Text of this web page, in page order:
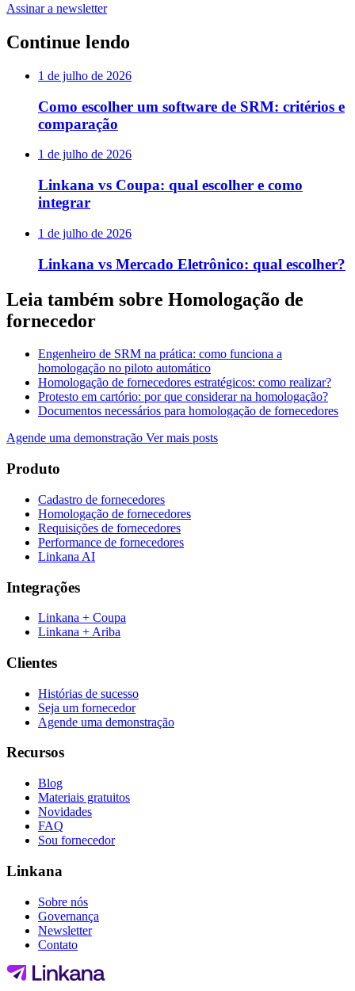
Assinar a newsletter
Continue lendo
1 de julho de 2026
Como escolher um software de SRM: critérios e
comparação
1 de julho de 2026
Linkana vs Coupa: qual escolher e como
integrar
1 de julho de 2026
Linkana vs Mercado Eletrônico: qual escolher?
Leia também sobre Homologação de
fornecedor
Engenheiro de SRM na prática: como funciona a
homologação no piloto automático
Homologação de fornecedores estratégicos: como realizar?
Protesto em cartório: por que considerar na homologação?
Documentos necessários para homologação de fornecedores
Agende uma demonstração Ver mais posts
Produto
Cadastro de fornecedores
Homologação de fornecedores
Requisições de fornecedores
Performance de fornecedores
Linkana AI
Integrações
Linkana + Coupa
Linkana + Ariba
Clientes
Histórias de sucesso
Seja um fornecedor
Agende uma demonstração
Recursos
Blog
Materiais gratuitos
Novidades
FAQ
Sou fornecedor
Linkana
Sobre nós
Governança
Newsletter
Contato